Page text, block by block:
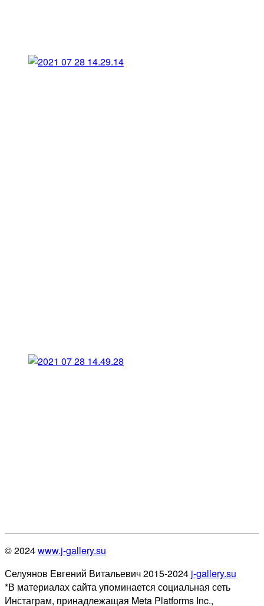
© 2024www.j-gallery.su
Селуянов Евгений Витальевич 2015-2024 j-gallery.su
*В материалах сайта упоминается социальная сеть
Инстаграм, принадлежащая Meta Platforms Inc.,